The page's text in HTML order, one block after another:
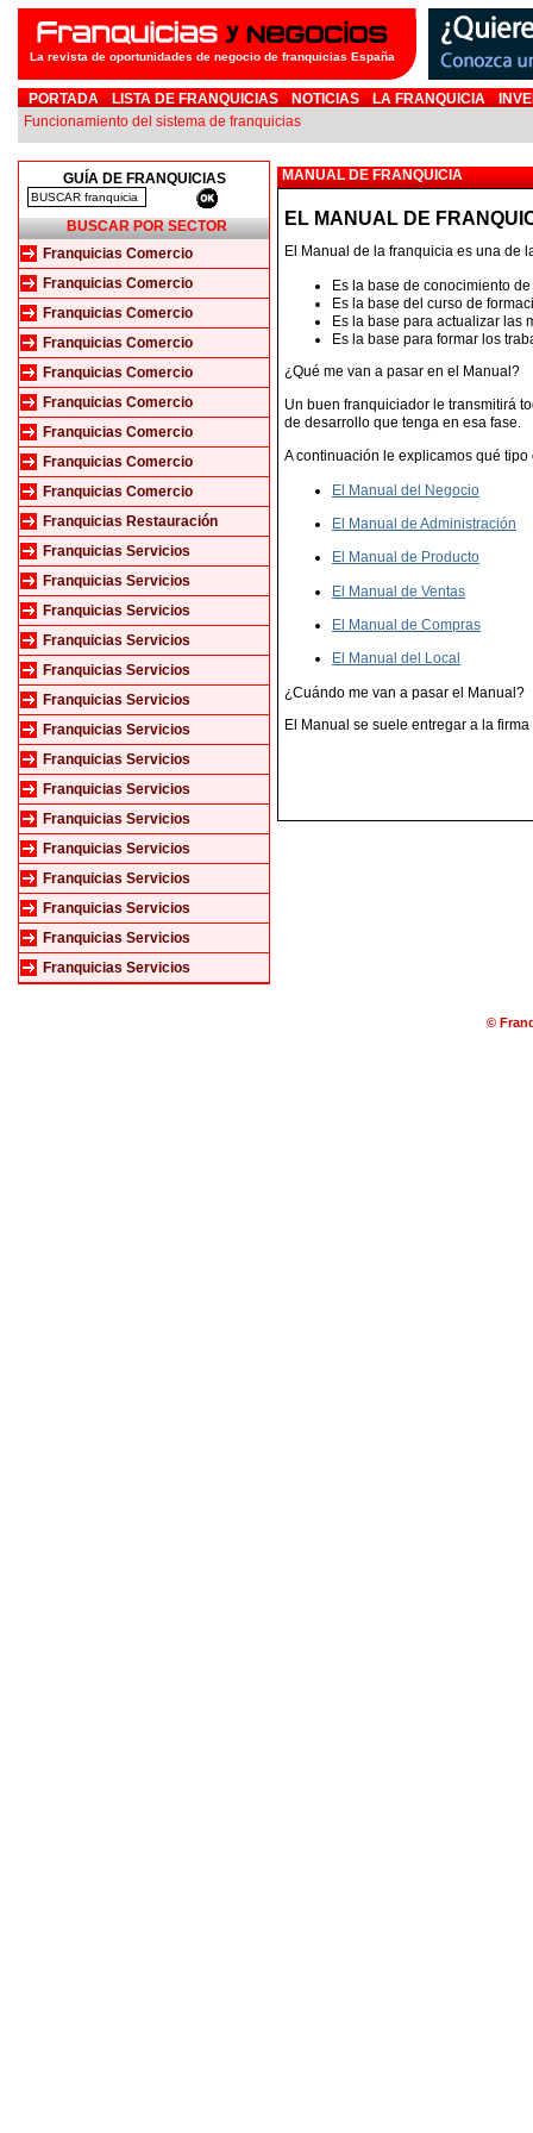
La revista de oportunidades de negocio de franquicias España
PORTADA LISTA DE FRANQUICIAS NOTICIAS LA FRANQUICIA
Funcionamiento del sistema de franquicias
GUÍA DE FRANQUICIAS
BUSCAR POR SECTOR
Franquicias Comercio
Franquicias Comercio
Franquicias Comercio
Franquicias Comercio
Franquicias Comercio
Franquicias Comercio
Franquicias Comercio
Franquicias Comercio
Franquicias Comercio
Franquicias Restauración
Franquicias Servicios
Franquicias Servicios
Franquicias Servicios
Franquicias Servicios
Franquicias Servicios
Franquicias Servicios
Franquicias Servicios
Franquicias Servicios
Franquicias Servicios
Franquicias Servicios
Franquicias Servicios
Franquicias Servicios
Franquicias Servicios
Franquicias Servicios
Franquicias Servicios
MANUAL DE FRANQUICIA
EL MANUAL DE
El Manual de la franquicia es una de
Es la base de conocimiento
Es la base del curso de
Es la base para actualizar las
Es la base para formar los
¿Qué me van a pasar en el Manual?
Un buen franquiciador le transmitirá
de desarrollo que tenga en esa fase.
A continuación le explicamos qué
El Manual del Negocio
El Manual de Administración
El Manual de Producto
El Manual de Ventas
El Manual de Compras
El Manual del Local
¿Cuándo me van a pasar el Manual?
El Manual se suele entregar a la
©